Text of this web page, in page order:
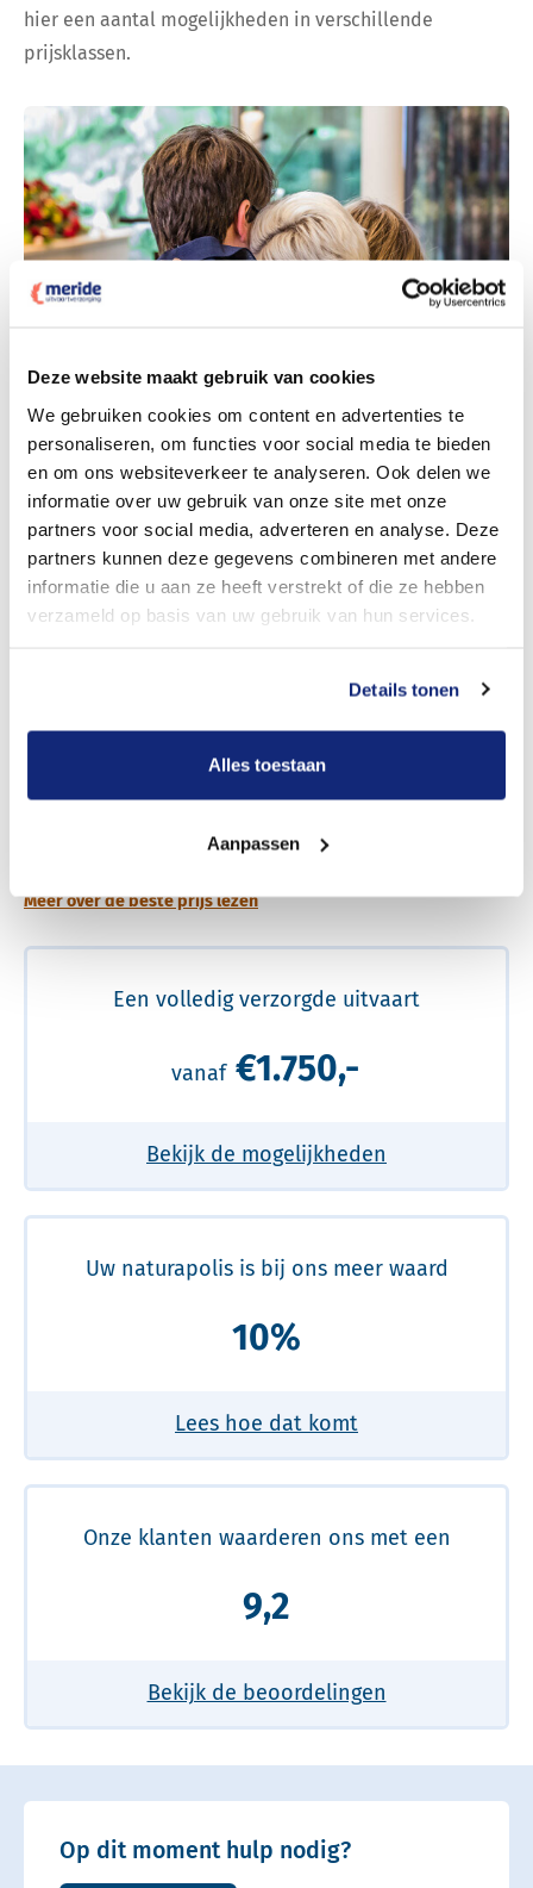
Deze website maakt gebruik van cookies
We gebruiken cookies om content en advertenties te
personaliseren, om functies voor social media te bieden
en om ons websiteverkeer te analyseren. Ook delen we
informatie over uw gebruik van onze site met onze
partners voor social media, adverteren en analyse. Deze
partners kunnen deze gegevens combineren met andere
informatie die u aan ze heeft verstrekt of die ze hebben
verzameld op basis van uw gebruik van hun services.
Details tonen
Alles toestaan
Aanpassen
hier een aantal mogelijkheden in verschillende
prijsklassen.
Dit kost een crematie
Bekijk tarieven voor crematie
Bekijk tarieven voor begrafenis
Meer over de beste prijs lezen
Een volledig verzorgde uitvaart
vanaf €1.750,-
Bekijk de mogelijkheden
Uw naturapolis is bij ons meer waard
10%
Lees hoe dat komt
Onze klanten waarderen ons met een
9,2
Bekijk de beoordelingen
Op dit moment hulp nodig?